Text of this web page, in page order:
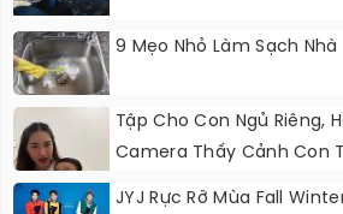
9 Mẹo Nhỏ Làm Sạch Nhà
Tập Cho Con Ngủ Riêng,
Camera Thấy Cảnh Con
JYJ Rực Rỡ Mùa Fall